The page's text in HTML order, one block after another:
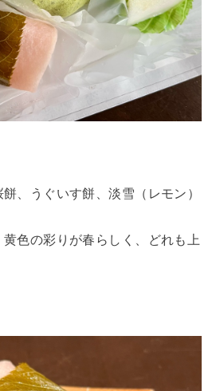
、うぐいす餅、淡雪（レモン）
色の彩りが春らしく、どれも上